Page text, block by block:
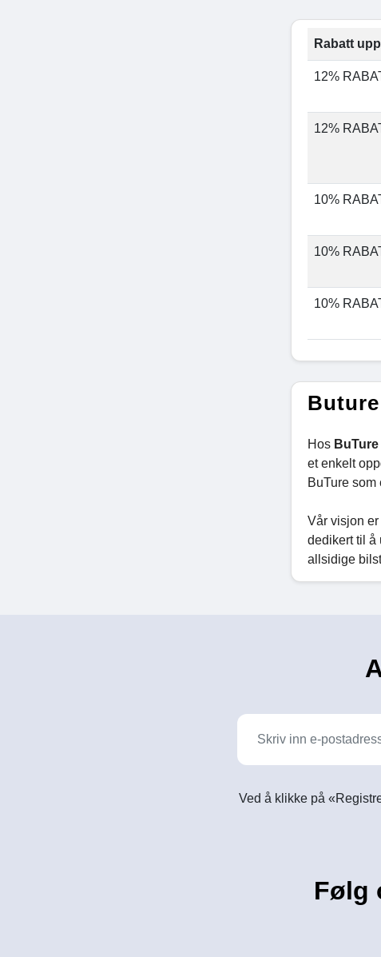
Rabatt upp
12%
12%
10%
10%
10%
Hos BuTure
et enkelt
BuTure
Vår visjon
dedikert til å
allsidige
Ved å klikke på
Følg